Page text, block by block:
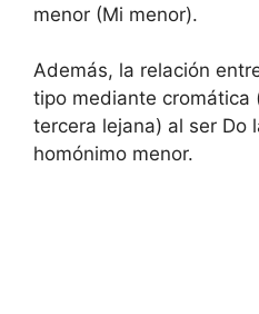
menor (Mi menor).
Además, la relación
tipo mediante cromática
tercera lejana) al ser Do
homónimo menor.